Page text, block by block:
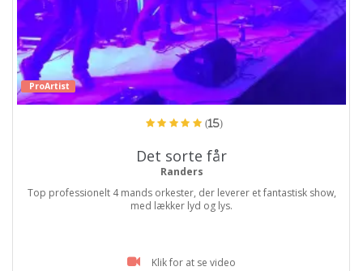
ProArtist
(15)
Det sorte får
Randers
Top professionelt 4 mands orkester, der leverer et fantastisk show,
med lækker lyd og lys.
Klik for at se video